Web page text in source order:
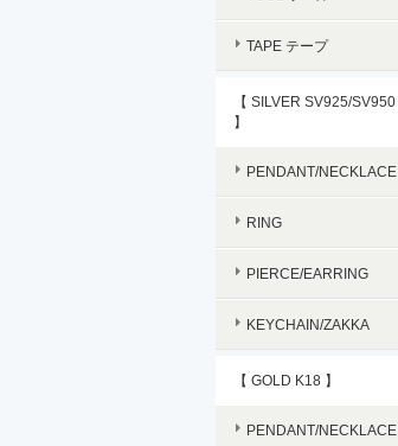
TAPE テープ
【 SILVER SV925/SV950
】
PENDANT/NECKLACE
RING
PIERCE/EARRING
KEYCHAIN/ZAKKA
【 GOLD K18 】
PENDANT/NECKLACE